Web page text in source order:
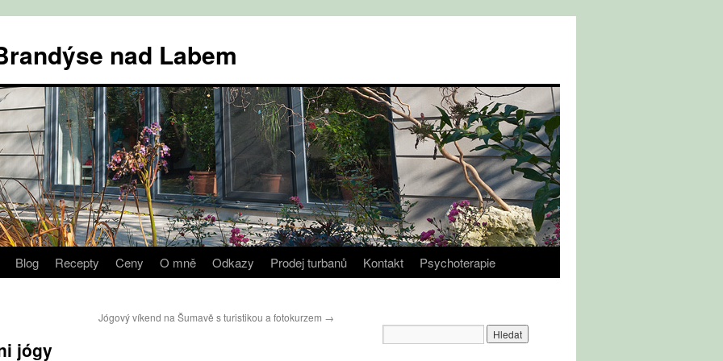
nad Labem
Blog Recepty Ceny O mně Odkazy Prodej turbanů Kontakt Psychoterapie
Jógový víkend na Šumavě s turistikou a fotokurzem →
jógy